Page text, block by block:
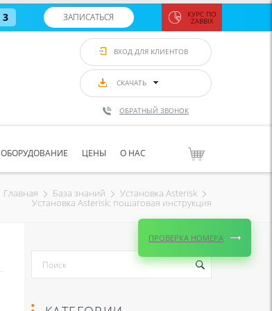
3 ЗАПИСАТЬСЯ КУРС ПО
ZABBIX
ВХОД ДЛЯ КЛИЕНТОВ
СКАЧАТЬ
ОБРАТНЫЙ ЗВОНОК
ОБОРУДОВАНИЕ ЦЕНЫ О НАС
Главная База знаний Установка Asterisk
Установка Asterisk: пошаговая инструкция
ПРОВЕРКА НОМЕРА